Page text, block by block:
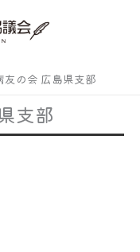
友の会 広島県支部
支部